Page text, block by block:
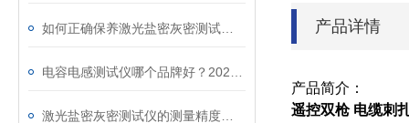
产品详情
产品简介：
遥控双枪 电缆刺